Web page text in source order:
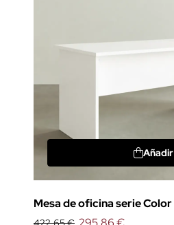
Añadir
Mesa de oficina serie Color